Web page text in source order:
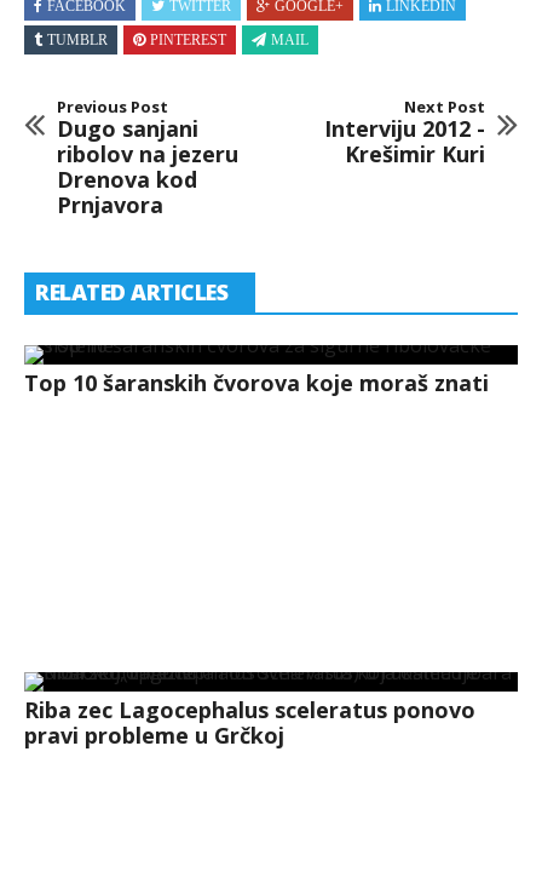
FACEBOOK TWITTER GOOGLE+
LINKEDIN
TUMBLR
PINTEREST MAIL
Previous Post
Dugo sanjani
ribolov na jezeru
Drenova kod
Prnjavora
Next Post
Interviju 2012 -
Krešimir Kuri
RELATED ARTICLES
Top 10 šaranskih čvorova koje moraš znati
Riba zec Lagocephalus sceleratus ponovo
pravi probleme u Grčkoj